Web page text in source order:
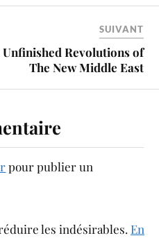
SUIVANT
Revolutions of
The New Middle East
pour publier un
les indésirables. En